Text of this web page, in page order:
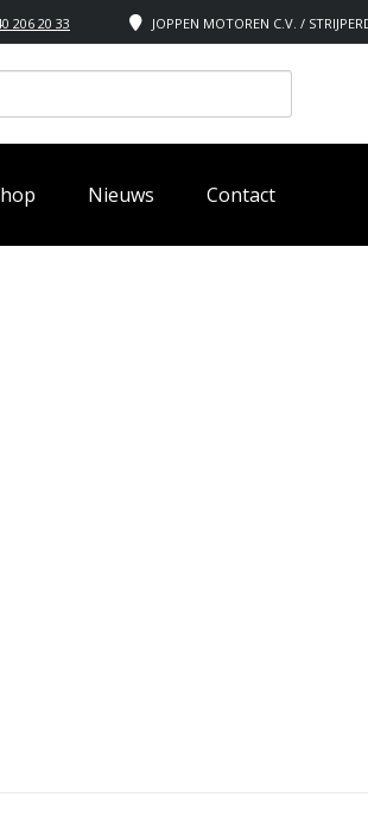
JOPPEN MOTOREN C.V. /
206 20 33
Nieuws Contact